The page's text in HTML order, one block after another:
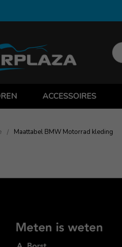
ACCESSOIRES
Maattabel BMW Motorrad kleding